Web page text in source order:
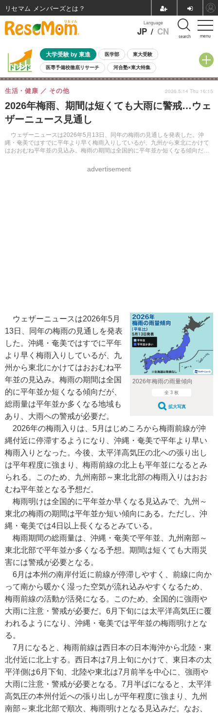
menu
Language
JP / CN search
大学受験 by 東進 医学部 東大受験
医専予備校徹底リサーチ 河合塾×東大特集
親子で考える大学選び 高校受験 中学受験 小学校受験
共通テスト 夏休み
8月開催イベント・WS 全国公立高校 過去問 人気記事
自由研究教材（小学生向け）
2026年梅雨、期間は短くても大雨に警戒…ウェ
ザーニュース見通し
ウェザーニュースは2026年5月13日、同年の梅雨の見通しを発表した。沖
縄・奄美ではすでに平年より早く梅雨入りしているが、九州から東北にかけて
はおおむね平年並の見込み。梅雨の期間は全国的に平年並か短くなる傾向だ
生活・健康 その他
advertisement
2026.5.14 Thu 16:15
2026年梅雨の雨量傾向
全 3 枚
拡大写真
ウェザーニュースは2026年5月
13日、同年の梅雨の見通しを発表
した。沖縄・奄美ではすでに平年
より早く梅雨入りしているが、九
州から東北にかけてはおおむね平
年並の見込み。梅雨の期間は全国
的に平年並か短くなる傾向だが、
総雨量は平年並か多くなる地域も
あり、大雨への警戒が必要だ。
2026年の梅雨入りは、5月はじめころから梅雨前線が沖
縄付近に停滞するようになり、沖縄・奄美で平年より早い
梅雨入りとなった。今後、太平洋高気圧の北への張り出し
は平年程度に強まり、梅雨前線の北上も平年並になるとみ
られる。このため、九州南部～東北北部の梅雨入りはおお
むね平年並となる予想だ。
梅雨明けは全国的に平年並か早くなる見込みで、九州～
東北の梅雨の期間は平年並か短い傾向にある。ただし、沖
縄・奄美では4日以上長くなるとみている。
梅雨期間の総雨量は、沖縄・奄美で平年並、九州南部～
東北北部で平年並か多くなる予想。期間は短くても大雨災
害には警戒が必要となる。
6月は本州の南岸付近に前線が停滞しやすく、前線に向か
って南から暖かく湿った空気が流れ込みやすくなるため、
梅雨前線の活動が活発になる。このため、全国的に強雨や
大雨に注意・警戒が必要だ。6月下旬には太平洋高気圧に覆
われるようになり、沖縄・奄美では平年並の梅雨明けとな
る。
7月になると、梅雨前線は西日本の日本海沖から北陸・東
北付近に北上する。西日本は7月上旬にかけて、東日本の太
平洋側は6月下旬、北陸や東北は7月前半を中心に、強雨や
大雨に注意・警戒が必要となる。7月半ばになると、太平洋
高気圧の本州付近への張り出しが平年程度に強まり、九州
南部～東北北部で順次、梅雨明けとなる見込みだ。なお、
リセマム メンバーズ